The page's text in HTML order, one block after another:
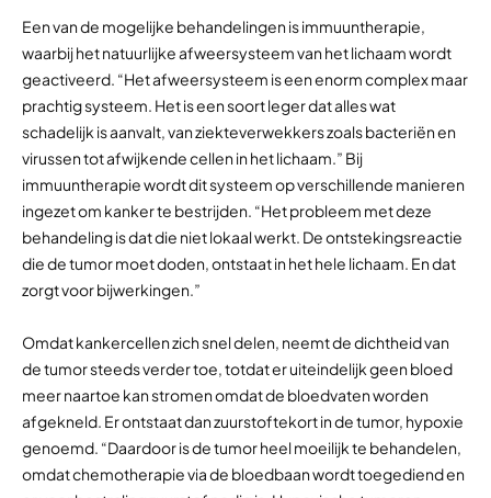
Een van de mogelijke behandelingen is immuuntherapie,
waarbij het natuurlijke afweersysteem van het lichaam wordt
geactiveerd. “Het afweersysteem is een enorm complex maar
prachtig systeem. Het is een soort leger dat alles wat
schadelijk is aanvalt, van ziekteverwekkers zoals bacteriën en
virussen tot afwijkende cellen in het lichaam.” Bij
immuuntherapie wordt dit systeem op verschillende manieren
ingezet om kanker te bestrijden. “Het probleem met deze
behandeling is dat die niet lokaal werkt. De ontstekingsreactie
die de tumor moet doden, ontstaat in het hele lichaam. En dat
zorgt voor bijwerkingen.”
Omdat kankercellen zich snel delen, neemt de dichtheid van
de tumor steeds verder toe, totdat er uiteindelijk geen bloed
meer naartoe kan stromen omdat de bloedvaten worden
afgekneld. Er ontstaat dan zuurstoftekort in de tumor, hypoxie
genoemd. “Daardoor is de tumor heel moeilijk te behandelen,
omdat chemotherapie via de bloedbaan wordt toegediend en